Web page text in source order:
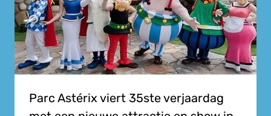
Parc Astérix viert 35ste verjaardag